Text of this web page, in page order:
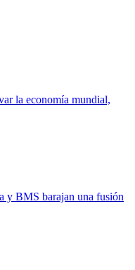
la economía mundial,
y BMS barajan una fusión